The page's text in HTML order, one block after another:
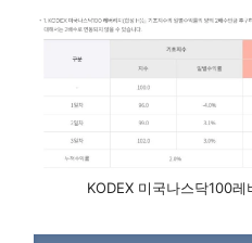
KODEX 미국나스닥100